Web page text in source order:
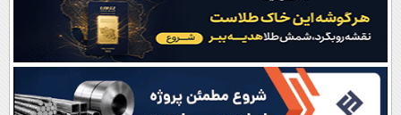
نظرسنجی
آب و هوا
اوقات شرعی
سواد زندگی